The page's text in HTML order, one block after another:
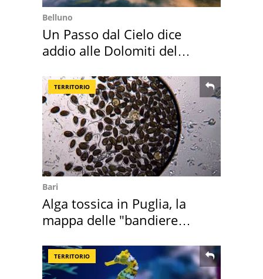
Belluno
Un Passo dal Cielo dice
addio alle Dolomiti del
TERRITORIO
Bari
Alga tossica in Puglia, la
mappa delle "bandiere
TERRITORIO